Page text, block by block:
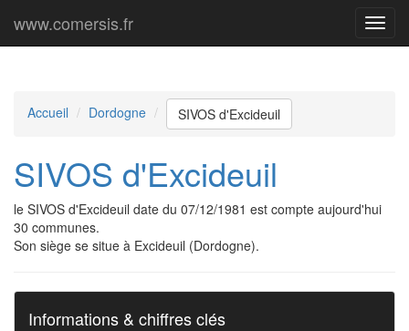
Menu
www.comersis.fr
Accueil Dordogne SIVOS d'Excideuil
SIVOS d'Excideuil
le SIVOS d'Excideuil date du 07/12/1981 est compte aujourd'hui
30 communes.
Son siège se situe à Excideuil (Dordogne).
Informations & chiffres clés